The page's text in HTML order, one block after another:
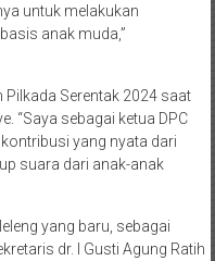
untuk melakukan
anak muda,”
Serentak 2024 saat
“Saya sebagai ketua DPC
yang nyata dari
suara dari anak-anak
yang baru, sebagai
dr. I Gusti Agung Ratih